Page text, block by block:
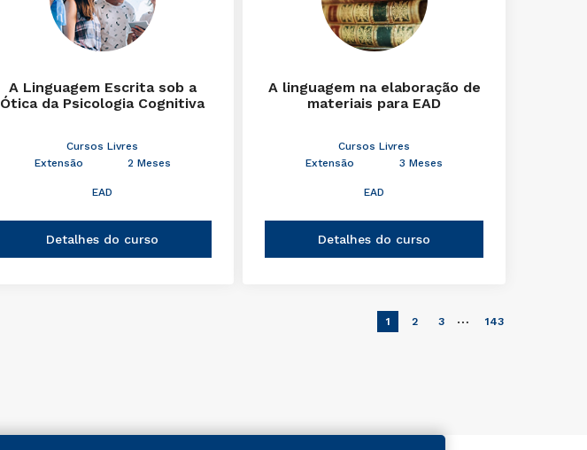
A Linguagem Escrita sob a
Ótica da Psicologia Cognitiva
Cursos Livres
Extensão
2 Meses
EAD
Detalhes do curso
A linguagem na elaboração de
materiais para EAD
Cursos Livres
Extensão
3 Meses
EAD
Detalhes do curso
1 2 3 … 143